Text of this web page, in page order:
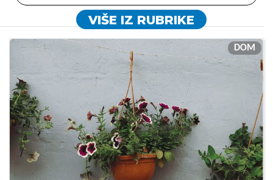
VIŠE IZ RUBRIKE
DOM